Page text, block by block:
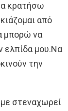
κρατήσω
από
μπορώ να
ελπίδα μου.Να
την
στεναχωρεί